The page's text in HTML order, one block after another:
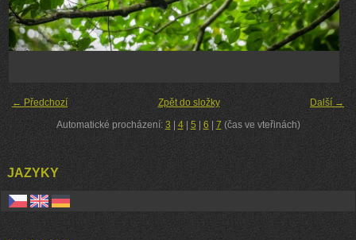
← Předchozí Další →
Zpět do složky
Automatické procházení: 3 | 4| 5 | 6 | 7 (čas ve vteřinách)
JAZYKY